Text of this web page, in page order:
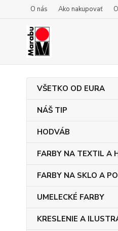
O nás Ako nakupovať
VŠETKO OD EURA
NÁŠ TIP
HODVÁB
FARBY NA TEXTIL A
FARBY NA SKLO A
UMELECKÉ FARBY
KRESLENIE A